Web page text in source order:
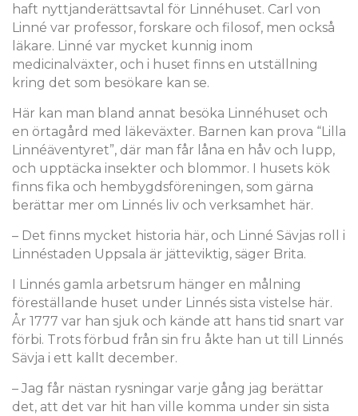
haft nyttjanderättsavtal för Linnéhuset. Carl von
Linné var professor, forskare och filosof, men också
läkare. Linné var mycket kunnig inom
medicinalväxter, och i huset finns en utställning
kring det som besökare kan se.
Här kan man bland annat besöka Linnéhuset och
en örtagård med läkeväxter. Barnen kan prova “Lilla
Linnéäventyret”, där man får låna en håv och lupp,
och upptäcka insekter och blommor. I husets kök
finns fika och hembygdsföreningen, som gärna
berättar mer om Linnés liv och verksamhet här.
– Det finns mycket historia här, och Linné Sävjas roll i
Linnéstaden Uppsala är jätteviktig, säger Brita.
I Linnés gamla arbetsrum hänger en målning
föreställande huset under Linnés sista vistelse här.
År 1777 var han sjuk och kände att hans tid snart var
förbi. Trots förbud från sin fru åkte han ut till Linnés
Sävja i ett kallt december.
– Jag får nästan rysningar varje gång jag berättar
det, att det var hit han ville komma under sin sista